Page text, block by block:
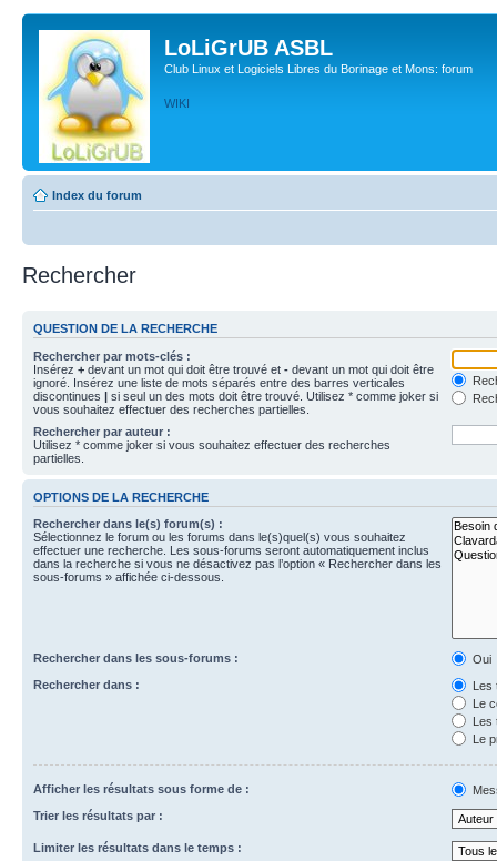
LoLiGrUB ASBL
Club Linux et Logiciels Libres du Borinage et Mons: forum
WIKI
Index du forum
Rechercher
QUESTION DE LA RECHERCHE
Rechercher par mots-clés :
Insérez + devant un mot qui doit être trouvé et - devant un mot qui doit être
ignoré. Insérez une liste de mots séparés entre des barres verticales
discontinues | si seul un des mots doit être trouvé. Utilisez * comme joker si
vous souhaitez effectuer des recherches partielles.
Rechercher par auteur :
Utilisez * comme joker si vous souhaitez effectuer des recherches
partielles.
OPTIONS DE LA RECHERCHE
Rechercher dans le(s) forum(s) :
Sélectionnez le forum ou les forums dans le(s)quel(s) vous souhaitez
effectuer une recherche. Les sous-forums seront automatiquement inclus
dans la recherche si vous ne désactivez pas l’option « Rechercher dans les
sous-forums » affichée ci-dessous.
Rechercher dans les sous-forums :
Oui
Rechercher dans :
Les
Le
Les
Le
Afficher les résultats sous forme de :
Trier les résultats par :
Limiter les résultats dans le temps :